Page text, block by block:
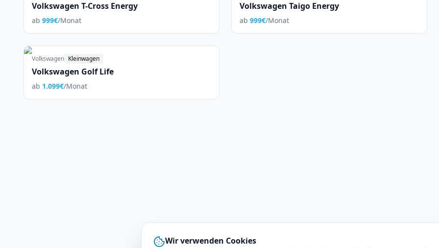
Volkswagen T-Cross Energy
ab 999€/Monat
Volkswagen Taigo Energy
ab 999€/Monat
Volkswagen Kleinwagen
Volkswagen Golf Life
ab 1.099€/Monat
Wir verwenden Cookies